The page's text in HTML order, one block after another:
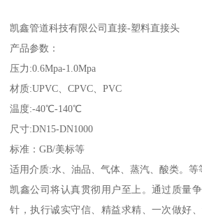
凯鑫管道科技有限公司直接-塑料直接头
产品参数：
压力:0.6Mpa-1.0Mpa
材质:UPVC、CPVC、PVC
温度:-40℃-140℃
尺寸:DN15-DN1000
标准：GB/美标等
适用介质:水、油品、气体、蒸汽、酸类。等
凯鑫公司将认真贯彻用户至上。通过质量
针，执行诚实守信、精益求精、一次做好